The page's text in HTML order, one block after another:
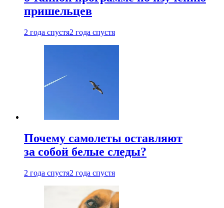
пришельцев
2 года спустя2 года спустя
Почему самолеты оставляют
за собой белые следы?
2 года спустя2 года спустя